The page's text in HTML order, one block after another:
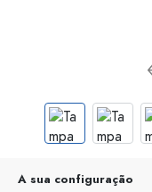
A sua configuração